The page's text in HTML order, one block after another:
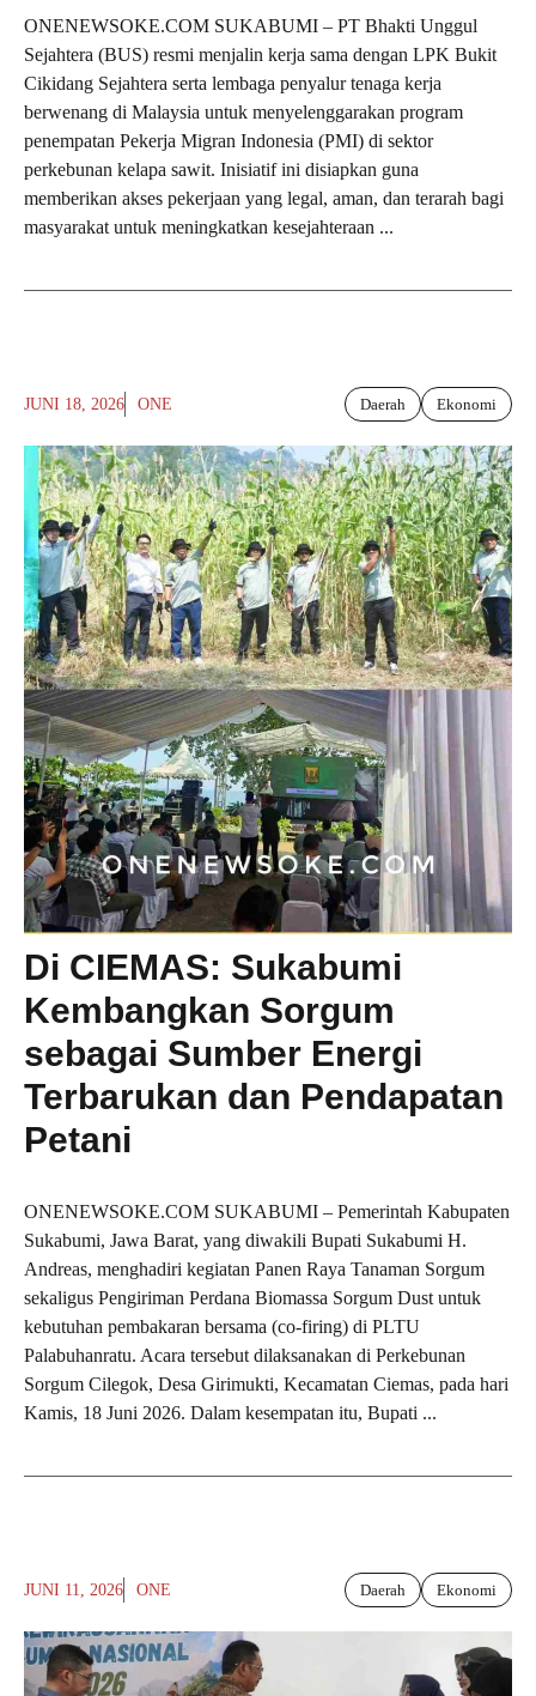
ONENEWSOKE.COM SUKABUMI – PT Bhakti Unggul
Sejahtera (BUS) resmi menjalin kerja sama dengan LPK Bukit
Cikidang Sejahtera serta lembaga penyalur tenaga kerja
berwenang di Malaysia untuk menyelenggarakan program
penempatan Pekerja Migran Indonesia (PMI) di sektor
perkebunan kelapa sawit. Inisiatif ini disiapkan guna
memberikan akses pekerjaan yang legal, aman, dan terarah bagi
masyarakat untuk meningkatkan kesejahteraan ...
JUNI 18, 2026 ONE Daerah Ekonomi
Di CIEMAS: Sukabumi
Kembangkan Sorgum
sebagai Sumber Energi
Terbarukan dan Pendapatan
Petani
ONENEWSOKE.COM SUKABUMI – Pemerintah Kabupaten
Sukabumi, Jawa Barat, yang diwakili Bupati Sukabumi H.
Andreas, menghadiri kegiatan Panen Raya Tanaman Sorgum
sekaligus Pengiriman Perdana Biomassa Sorgum Dust untuk
kebutuhan pembakaran bersama (co-firing) di PLTU
Palabuhanratu. Acara tersebut dilaksanakan di Perkebunan
Sorgum Cilegok, Desa Girimukti, Kecamatan Ciemas, pada hari
Kamis, 18 Juni 2026. Dalam kesempatan itu, Bupati ...
JUNI 11, 2026 ONE Daerah Ekonomi